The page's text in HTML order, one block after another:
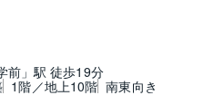
前」駅 徒歩19分
1階／地上10階 南東向き